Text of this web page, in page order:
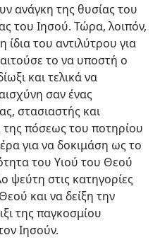
ανάγκη της θυσίας του
του Ιησού. Τώρα, λοιπόν,
του αντιλύτρου για
το να υποστή ο
και τελικά να
σαν ένας
στασιαστής και
πόσεως του ποτηρίου
για να δοκιμάση ως το
του Υιού του Θεού
ψεύτη στις κατηγορίες
και να δείξη την
της παγκοσμίου
Ιησούν.